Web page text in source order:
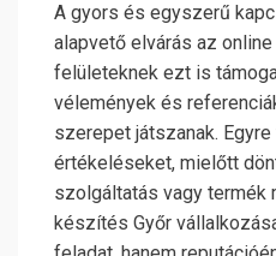
A gyors és egyszerű
alapvető elvárás az
felületeknek ezt is
vélemények és
szerepet játszanak.
értékeléseket, mielőtt
szolgáltatás vagy termék
készítés Győr